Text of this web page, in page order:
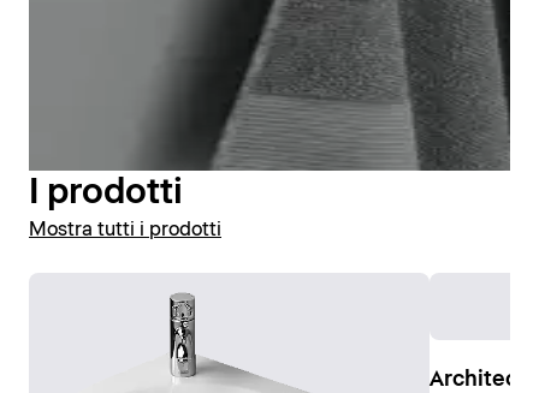
meno di chiusura rallentata. Il vantaggio della
chiusura rallentata: basta un leggero tocco e il sedile
si abbassa automaticamente, chiudendosi in modo
Visualizza vasi e sedili WC
I prodotti
Mostra tutti i prodotti
Architec